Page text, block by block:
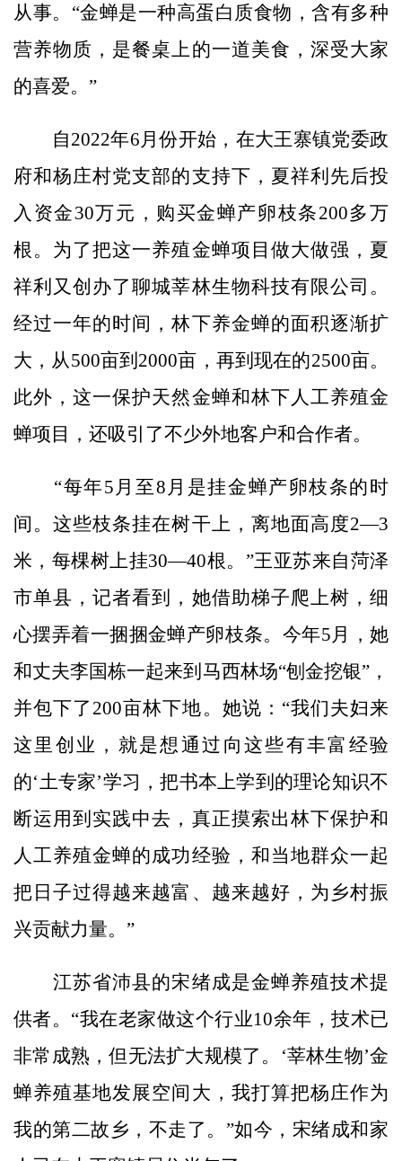
从事。“金蝉是一种高蛋白质食物，含有多种
营养物质，是餐桌上的一道美食，深受大家
的喜爱。”
自2022年6月份开始，在大王寨镇党委政
府和杨庄村党支部的支持下，夏祥利先后投
入资金30万元，购买金蝉产卵枝条200多万
根。为了把这一养殖金蝉项目做大做强，夏
祥利又创办了聊城莘林生物科技有限公司。
经过一年的时间，林下养金蝉的面积逐渐扩
大，从500亩到2000亩，再到现在的2500亩。
此外，这一保护天然金蝉和林下人工养殖金
蝉项目，还吸引了不少外地客户和合作者。
“每年5月至8月是挂金蝉产卵枝条的时
间。这些枝条挂在树干上，离地面高度2—3
米，每棵树上挂30—40根。”王亚苏来自菏泽
市单县，记者看到，她借助梯子爬上树，细
心摆弄着一捆捆金蝉产卵枝条。今年5月，她
和丈夫李国栋一起来到马西林场“刨金挖银”，
并包下了200亩林下地。她说：“我们夫妇来
这里创业，就是想通过向这些有丰富经验
的‘土专家’学习，把书本上学到的理论知识不
断运用到实践中去，真正摸索出林下保护和
人工养殖金蝉的成功经验，和当地群众一起
把日子过得越来越富、越来越好，为乡村振
兴贡献力量。”
江苏省沛县的宋绪成是金蝉养殖技术提
供者。“我在老家做这个行业10余年，技术已
非常成熟，但无法扩大规模了。‘莘林生物’金
蝉养殖基地发展空间大，我打算把杨庄作为
我的第二故乡，不走了。”如今，宋绪成和家